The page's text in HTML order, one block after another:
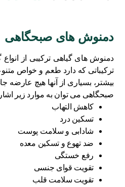
دمنوش های صبحگاهی
دمنوش ‌های گیاهی ترکیبی از
ترکیباتی که دارد طعم و خواص
بیشتر، بسیاری از آنها هیچ
صبحگاهی می ‌توان به موارد زیر
کاهش التهاب
تسکین درد
شادابی و سلامت پوست
ضد تهوع و تسکین معده
رفع خستگی
تقویت قوای جنسی
تقویت سلامت قلب